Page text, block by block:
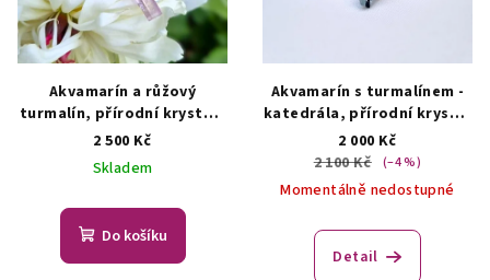
Akvamarín a růžový
turmalín, přírodní krystaly
- šperk/náhrdelník
S PŘÍRODNÍMI KRYSTALY
2 500 Kč
Skladem
Do košíku
Akvamarín s turmalínem -
katedrála, přírodní krystal
- náhrdelníkŠPERKY S
PŘÍRODNÍMI KRYSTALY
2 000 Kč
2 100 Kč (–4 %)
Momentálně nedostupné
Detail